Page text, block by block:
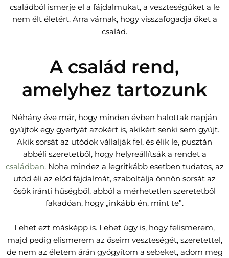
családból ismerje el a fájdalmukat, a veszteségüket a le
nem élt életért. Arra várnak, hogy visszafogadja őket a
család.
A család rend,
amelyhez tartozunk
Néhány éve már, hogy minden évben halottak napján
gyújtok egy gyertyát azokért is, akikért senki sem gyújt.
Akik sorsát az utódok vállalják fel, és élik le, pusztán
abbéli szeretetből, hogy helyreállítsák a rendet a
családban. Noha mindez a legritkább esetben tudatos, az
utód éli az előd fájdalmát, szaboltálja önnön sorsát az
ősök iránti hűségből, abból a mérhetetlen szeretetből
fakadóan, hogy „inkább én, mint te”.
Lehet ezt másképp is. Lehet úgy is, hogy felismerem,
majd pedig elismerem az őseim veszteségét, szeretettel,
de nem az életem árán gyógyítom a sebeket, adom meg